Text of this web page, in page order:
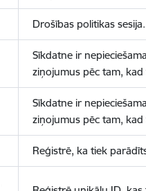
Drošības politikas sesija.
Sīkdatne ir
ziņojumus pēc tam, kad
Sīkdatne ir
ziņojumus pēc tam, kad
Reģistrē, ka tiek